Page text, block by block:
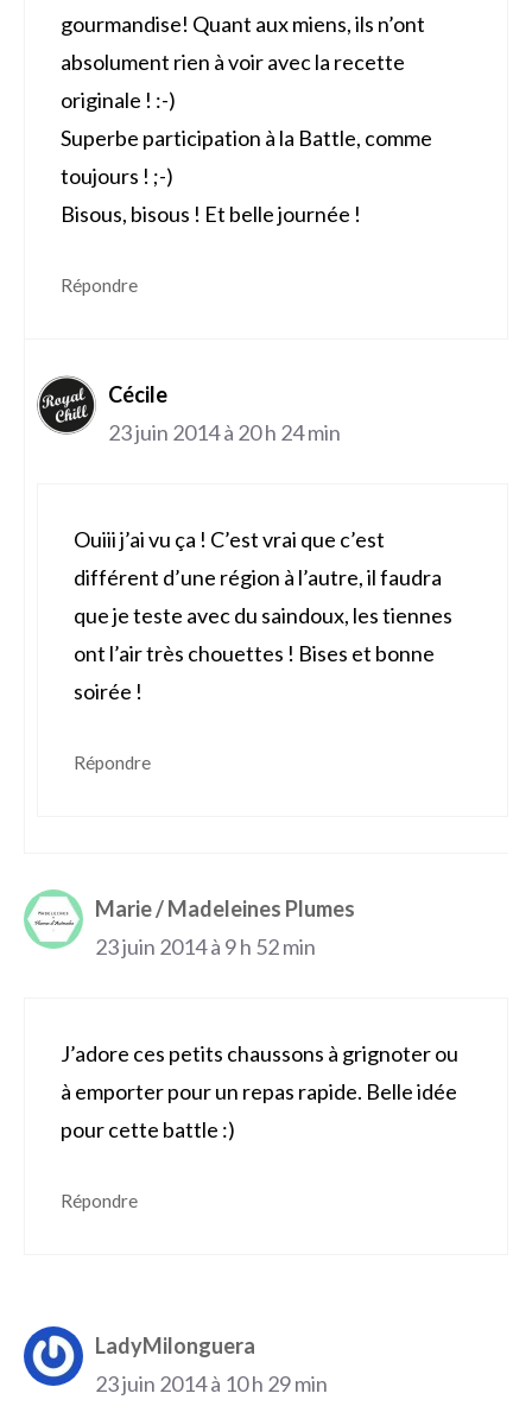
gourmandise! Quant aux miens, ils n’ont
absolument rien à voir avec la recette
originale ! :-)
Superbe participation à la Battle, comme
toujours ! ;-)
Bisous, bisous ! Et belle journée !
Répondre
Cécile
23 juin 2014 à 20 h 24 min
Ouiii j’ai vu ça ! C’est vrai que c’est
différent d’une région à l’autre, il faudra
que je teste avec du saindoux, les tiennes
ont l’air très chouettes ! Bises et bonne
soirée !
Répondre
Marie / Madeleines Plumes
23 juin 2014 à 9 h 52 min
J’adore ces petits chaussons à grignoter ou
à emporter pour un repas rapide. Belle idée
pour cette battle :)
Répondre
LadyMilonguera
23 juin 2014 à 10 h 29 min